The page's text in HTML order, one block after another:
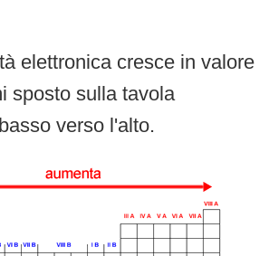
elettronica cresce in valore
sposto sulla tavola
verso l'alto.